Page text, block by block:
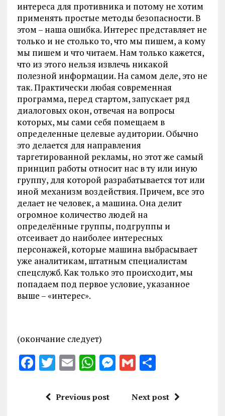
интереса для противника и потому не хотим
применять простые методы безопасности. В
этом – наша ошибка. Интерес представляет не
только и не столько то, что мы пишем, а кому
мы пишем и что читаем. Нам только кажется,
что из этого нельзя извлечь никакой
полезной информации. На самом деле, это не
так. Практически любая современная
программа, перед стартом, запускает ряд
диалоговых окон, отвечая на вопросы
которых, мы сами себя помещаем в
определенные целевые аудитории. Обычно
это делается для направления
таргетированной рекламы, но этот же самый
принцип работы относит нас в ту или иную
группу, для которой разрабатывается тот или
иной механизм воздействия. Причем, все это
делает не человек, а машина. Она делит
огромное количество людей на
определённые группы, подгруппы и
отсеивает до наиболее интересных
персонажей, которые машина выбрасывает
уже аналитикам, штатным специалистам
спецслужб. Как только это происходит, мы
попадаем под первое условие, указанное
выше – «интерес».
(окончание следует)
F
ce
T
it
E
ai
W
at
M G
ai
S
a
Previous post Next post